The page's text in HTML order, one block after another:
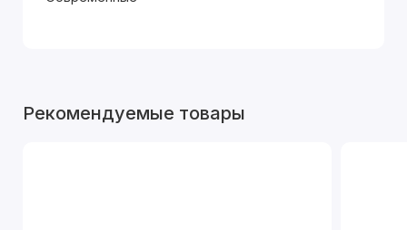
Рекомендуемые товары